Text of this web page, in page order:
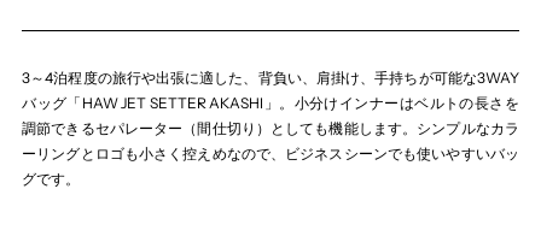
3～4泊程度の旅行や出張に適した、背負い、肩掛け、手持ちが可能な3WAY
バッグ「HAW JET SETTER AKASHI」。小分けインナーはベルトの長さを
調節できるセパレーター（間仕切り）としても機能します。シンプルなカラ
ーリングとロゴも小さく控えめなので、ビジネスシーンでも使いやすいバッ
グです。